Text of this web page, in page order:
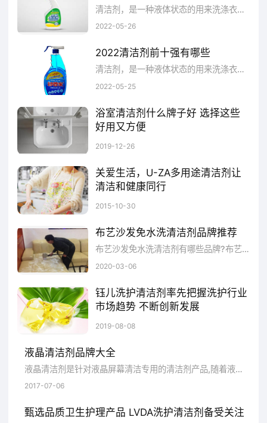
参考报价：49.90
威猛先生MrMuscle
二、MISTOLIN
mistolin品牌成立于2013年，隶属于昆山
尚品生活贸易有限公司。Mistolin(米斯特林)清
洁剂源于欧洲。其在葡萄牙、莫桑比克、安哥
拉和阿尔及利亚设有制造工厂，从而满足强大
的市场需求。
产品推荐
商品名称：MISTOLIN2051
香型： 无香型
净含量：0.5-0.9L
清洁剂，是一种液体状态的用来洗涤衣物或清洗用具或清洁家具等东西的清洁产品。它采用多种新型表面活性剂，去污力强，漂洗容易 ，对皮肤无刺激。最宜洗涤厨具，家具，及水果瓜菜。清洁剂独特的渗透力及抛光光亮因子更能迅速去除石灰垢、水泥垢、填缝剂垢、水锈、电焊印、铝划痕、金属划痕、黑垢、霉垢、水垢、各类油漆、各类胶、各类重油污等，当它涂在清洗物体表面时，与污垢结合或融解，用流水清洗掉其残留物就会变得洁净如新。在这里，品牌网依托大数据技术,综合品牌实力、产品销量、用户口碑、网友投票等指标评选出了比较好的清洁剂，让大家都选择到合适自己的产品。
2022-05-26
2022清洁剂前十强有哪些
清洁剂，是一种液体状态的用来洗涤衣物或清洗用具或清洁家具等东西的清洁产品。它采用多种新型表面活性剂，去污力强，漂洗容易 ，对皮肤无刺激。最宜洗涤厨具，家具，及水果瓜菜，同时清洁剂可利用本身的特性少用或不用水，起到节水的目的，品牌网依托大数据技术,综合品牌实力、产品销量、用户口碑、网友投票等指标评选出了2020清洁剂前十强，可以参考选择。
2022-05-25
浴室清洁剂什么牌子好 选择这些
好用又方便
2019-12-26
关爱生活，U-ZA多用途清洁剂让
清洁和健康同行
2015-10-30
布艺沙发免水洗清洁剂品牌推荐
布艺沙发免水洗清洁剂有哪些品牌?布艺沙发免水洗清洁剂哪家品牌好?布艺沙发免水洗清洁剂品牌推荐：仕必威、简绿、帕克丽、顾家/KUKA、oakwood、优雅。
2020-03-06
钰儿洗护清洁剂率先把握洗护行业
市场趋势 不断创新发展
2019-08-08
液晶清洁剂品牌大全
液晶清洁剂是针对液晶屏幕清洁专用的清洁剂产品,随着液晶的普及应用而逐步得到应用普及的.液晶清洁剂应满足以下几个条件:不含任何可能...
2017-07-06
甄选品质卫生护理产品 LVDA洗护清洁剂备受关注